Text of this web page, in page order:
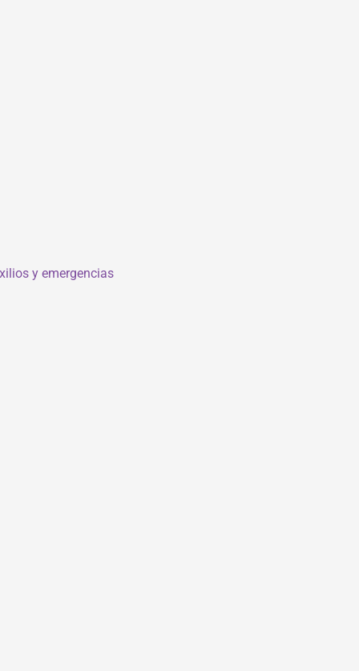
y emergencias